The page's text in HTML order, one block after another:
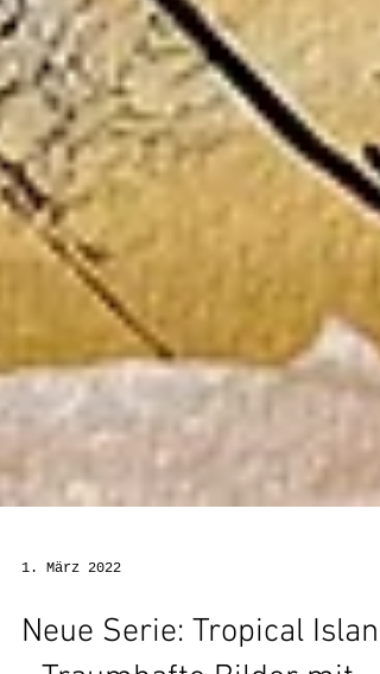
1. März 2022